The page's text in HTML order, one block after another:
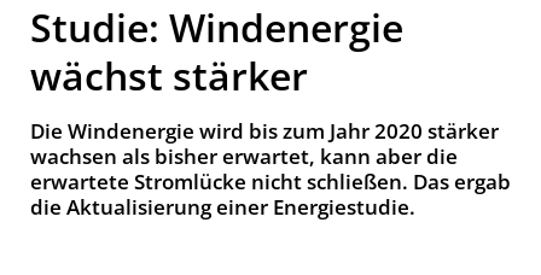
Studie: Windenergie
wächst stärker
Die Windenergie wird bis zum Jahr 2020 stärker
wachsen als bisher erwartet, kann aber die
erwartete Stromlücke nicht schließen. Das ergab
die Aktualisierung einer Energiestudie.